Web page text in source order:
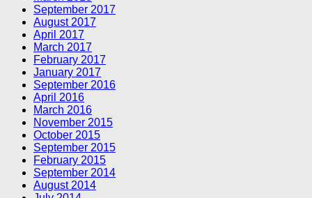
September 2017
August 2017
April 2017
March 2017
February 2017
January 2017
September 2016
April 2016
March 2016
November 2015
October 2015
September 2015
February 2015
September 2014
August 2014